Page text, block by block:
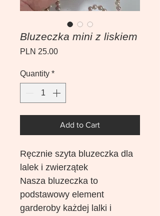
Bluzeczka mini z liskiem
PLN 25.00Price
Quantity *
Add to Cart
Ręcznie szyta bluzeczka dla
lalek i zwierzątek
Nasza bluzeczka to
podstawowy element
garderoby każdej lalki i